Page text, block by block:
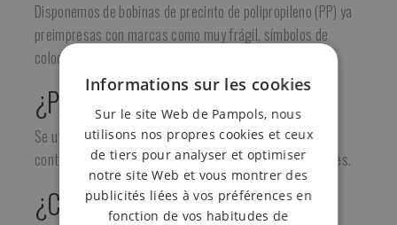
Disponemos de bobinas de precinto de polipropileno (PP) ya
preimpresas con marcas como muy frágil, símbolos de
colocación o de color.
¿Para qué sirve?
Se utilizan para señalizar, alertar o destacar cajas con
contenido frágil, peligroso o de características especiales.
¿Cómo se utiliza?
Informations sur les cookies
Sur le site Web de Pampols, nous
utilisons nos propres cookies et ceux
de tiers pour analyser et optimiser
notre site Web et vous montrer des
publicités liées à vos préférences en
fonction de vos habitudes de